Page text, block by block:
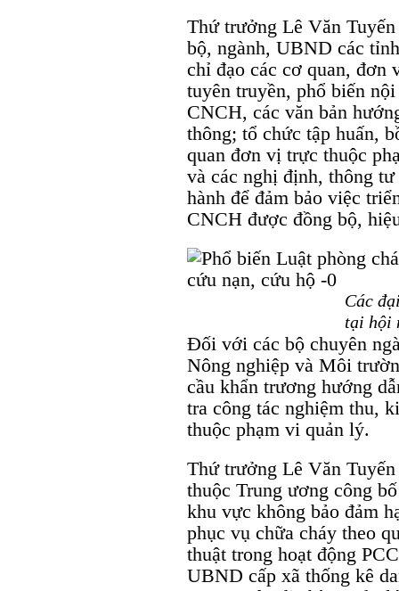
Thứ trưởng Lê Văn
bộ, ngành, UBND các
chỉ đạo các cơ quan, đơn
tuyên truyền, phổ biến
CNCH, các văn bản
thông; tổ chức tập huấn,
quan đơn vị trực thuộc
và các nghị định, thông
hành để đảm bảo việc
CNCH được đồng bộ,
Các
tại hội
Đối với các bộ chuyên
Nông nghiệp và Môi
cầu khẩn trương hướng
tra công tác nghiệm thu,
thuộc phạm vi quản lý.
Thứ trưởng Lê Văn
thuộc Trung ương công
khu vực không bảo đảm
phục vụ chữa cháy theo
thuật trong hoạt động
UBND cấp xã thống kê